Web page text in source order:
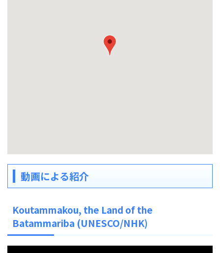
動画による紹介
Koutammakou, the Land of the
Batammariba (UNESCO/NHK)